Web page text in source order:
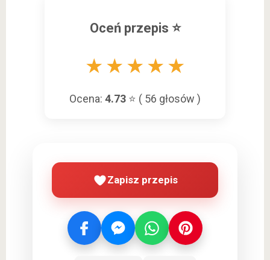
Oceń przepis ⭐
★ ★ ★ ★ ★
Ocena: 4.73 ⭐ ( 56 głosów )
Zapisz przepis